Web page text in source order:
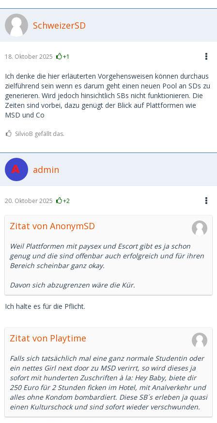
SchweizerSD
18. Oktober 2025 +1
Ich denke die hier erläuterten Vorgehensweisen können durchaus
zielführend sein wenn es darum geht einen neuen Pool an SDs zu
generieren. Wird jedoch hinsichtlich SBs nicht funktionieren. Die
Zeiten sind vorbei, dazu genügt der Blick auf Plattformen wie
MSD und Co
SilvioB gefällt das.
admin
20. Oktober 2025 +2
Zitat von AnonymSD
Weil Plattformen mit paysex und Escort gibt es ja schon
genug und die sind offenbar auch erfolgreich und für ihren
Bereich scheinbar ganz okay.
Davon sich abzugrenzen wäre die Kür.
Ich halte es für die Pflicht.
Zitat von Playtime
Falls sich tatsächlich mal eine ganz normale Studentin oder
ein nettes Girl next door zu MSD verirrt, so wird dieses ja
sofort mit hunderten Zuschriften à la: Hey Baby, biete dir
250 Euro für 2 Stunden ficken im Hotel, mit Analverkehr und
alles ohne Kondom bombardiert. Diese SB´s erleben ja quasi
einen Kulturschock und sind sofort wieder verschwunden.